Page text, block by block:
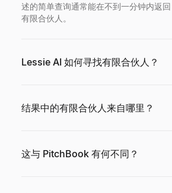
述的简单查询通常能在不到一分钟内返
有限合伙人。
Lessie AI 如何寻找有限合伙人？
结果中的有限合伙人来自哪里？
这与 PitchBook 有何不同？